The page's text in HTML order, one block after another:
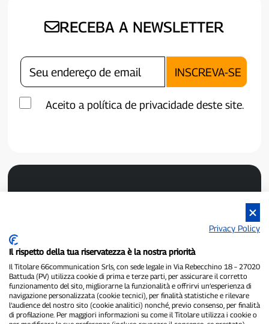
RECEBA A NEWSLETTER
Aceito a política de privacidade deste site.
P300.it é um jornal independente.
Número de registro 1/2021 de 01/02/2021 - Tribunal de Pavia.
Proprietário e editor:66communication Srls- Número de IVA
02798890188.
Editor-chefe:Alessandro Secchi- Editor adjunto:Federico Benedusi.
Política de Privacidade-Política de Cookies.
Privacy Policy
Il rispetto della tua riservatezza è la nostra priorità
Il Titolare 66communication Srls, con sede legale in Via Rebecchino 18 – 27020
Battuda (PV) utilizza cookie di prima e terze parti, per assicurare il corretto
funzionamento del sito, migliorarne la funzionalità e offrirvi un’esperienza di
navigazione personalizzata (cookie tecnici), per finalità statistiche e rilevare
l’audience del nostro sito (cookie analitici) nonché, previo consenso, per finalità
di profilazione. Per maggiori informazioni su come il Titolare utilizza i cookie o